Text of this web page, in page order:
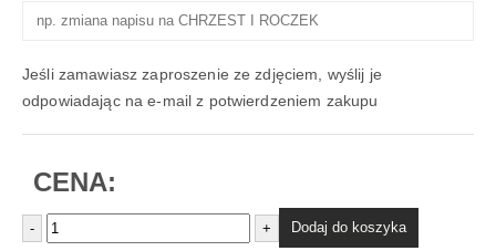
Jeśli zamawiasz zaproszenie ze zdjęciem, wyślij je
odpowiadając na e-mail z potwierdzeniem zakupu
CENA:
- + Dodaj do koszyka